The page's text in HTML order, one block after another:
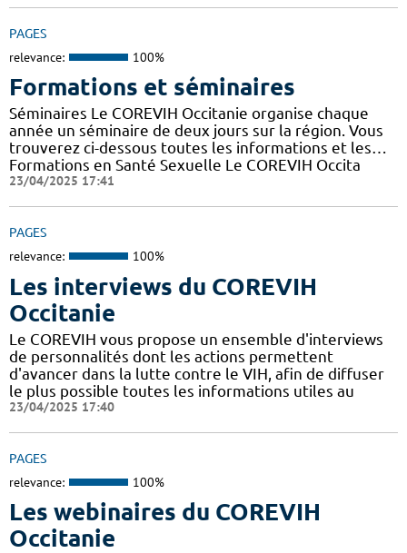
PAGES
relevance: 100%
Formations et séminaires
Séminaires Le COREVIH Occitanie organise chaque
année un séminaire de deux jours sur la région. Vous
trouverez ci-dessous toutes les informations et les…
Formations en Santé Sexuelle Le COREVIH Occita
23/04/2025 17:41
PAGES
relevance: 100%
Les interviews du COREVIH
Occitanie
Le COREVIH vous propose un ensemble d'interviews
de personnalités dont les actions permettent
d'avancer dans la lutte contre le VIH, afin de diffuser
le plus possible toutes les informations utiles au
23/04/2025 17:40
PAGES
relevance: 100%
Les webinaires du COREVIH
Occitanie